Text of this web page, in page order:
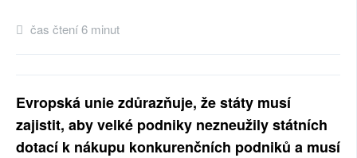
PŘÍSPĚVKY NA PROVOZ
RUBRIKY
PLNÁ VERZE STRÁNEK
čas čtení 6 minut
Evropská unie zdůrazňuje, že státy musí
zajistit, aby velké podniky nezneužily státních
dotací k nákupu konkurenčních podniků a musí